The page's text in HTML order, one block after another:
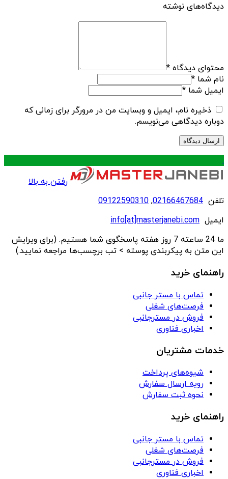
دیدگاه‌های نوشته
محتوای دیدگاه *
نام شما *
ایمیل شما *
ذخیره نام، ایمیل و وبسایت من در مرورگر برای زمانی که
دوباره دیدگاهی می‌نویسم.
.
رفتن به بالا
تلفن 02166467684
,
09122590310
ایمیل info[at]masterjanebi.com
ما 24 ساعته 7 روز هفته پاسخگوی شما هستیم. (برای ویرایش
این متن به پیکربندی پوسته > تب برچسب‌ها مراجعه نمایید.)
راهنمای خرید
تماس با مستر جانبی
فرصت‌های شغلی
فروش در مسترجانبی
اخباری فناوری
خدمات مشتریان
شیوه‌های پرداخت
رویه ارسال سفارش
نحوه ثبت سفارش
راهنمای خرید
تماس با مستر جانبی
فرصت‌های شغلی
فروش در مسترجانبی
اخباری فناوری